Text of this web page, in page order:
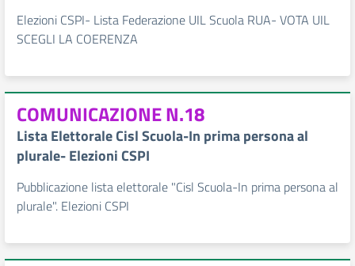
Elezioni CSPI- Lista Federazione UIL Scuola RUA- VOTA UIL
SCEGLI LA COERENZA
COMUNICAZIONE N.18
Lista Elettorale Cisl Scuola-In prima persona al
plurale- Elezioni CSPI
Pubblicazione lista elettorale "Cisl Scuola-In prima persona al
plurale". Elezioni CSPI